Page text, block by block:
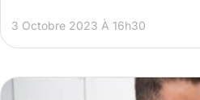
3 Octobre 2023 À 16h30